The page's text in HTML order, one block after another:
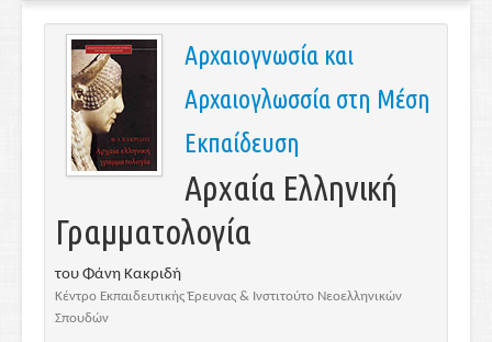
Αρχαιογνωσία και
Αρχαιογλωσσία στη Μέση
Εκπαίδευση
Αρχαία Ελληνική
Γραμματολογία
του Φάνη Κακριδή
Κέντρο Εκπαιδευτικής Έρευνας & Ινστιτούτο Νεοελληνικών
Σπουδών